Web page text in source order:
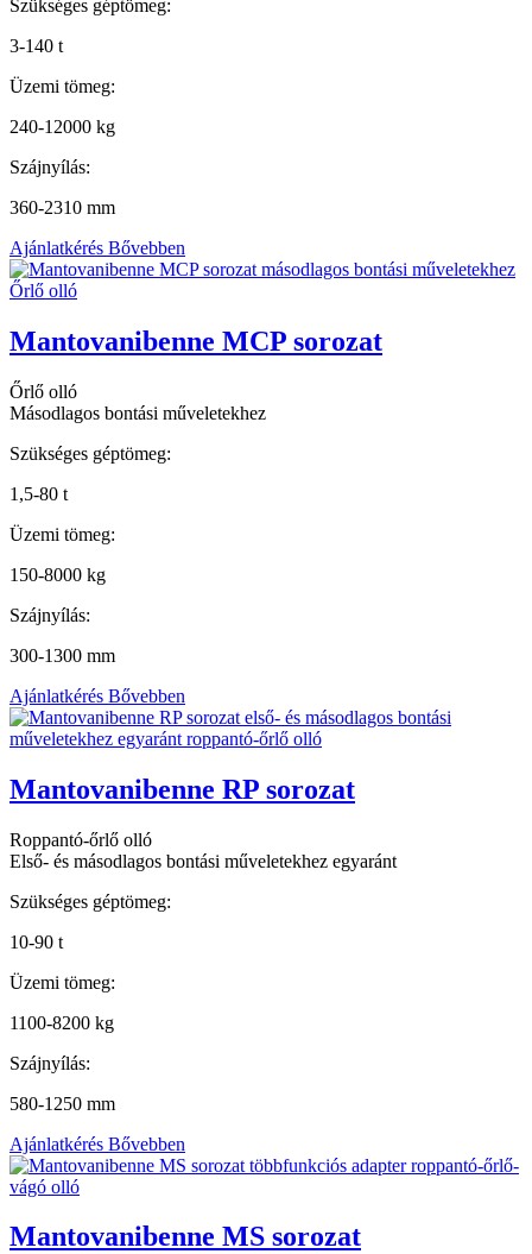
Szükséges géptömeg:
3-140 t
Üzemi tömeg:
240-12000 kg
Szájnyílás:
360-2310 mm
Ajánlatkérés Bővebben
Mantovanibenne MCP sorozat
Őrlő olló
Másodlagos bontási műveletekhez
Szükséges géptömeg:
1,5-80 t
Üzemi tömeg:
150-8000 kg
Szájnyílás:
300-1300 mm
Ajánlatkérés Bővebben
Mantovanibenne RP sorozat
Roppantó-őrlő olló
Első- és másodlagos bontási műveletekhez egyaránt
Szükséges géptömeg:
10-90 t
Üzemi tömeg:
1100-8200 kg
Szájnyílás:
580-1250 mm
Ajánlatkérés Bővebben
Mantovanibenne MS sorozat